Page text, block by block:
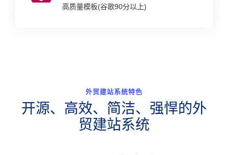
高质量模板(谷歌90分以上)
外贸建站系统特色
开源、高效、简洁、强悍的外
贸建站系统